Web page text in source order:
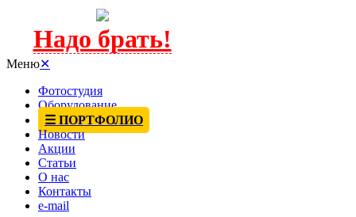
Меню✕
Фотостудия
Оборудование
☰ ПОРТФОЛИО
Новости
Акции
Статьи
О нас
Контакты
e-mail